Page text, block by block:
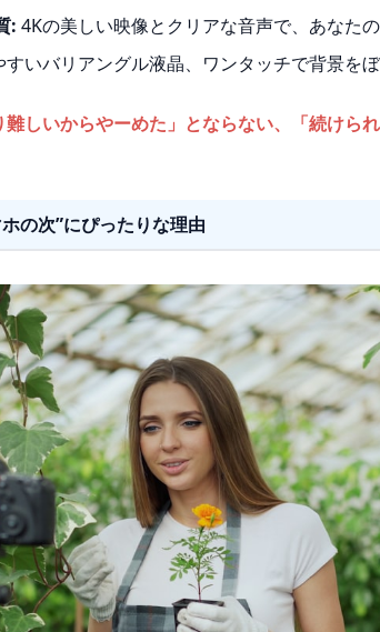
: 4Kの美しい映像とクリアな音声で、あなた
すいバリアングル液晶、ワンタッチで背景をぼ
難しいからやーめた」とならない、「続けられ
の次”にぴったりな理由